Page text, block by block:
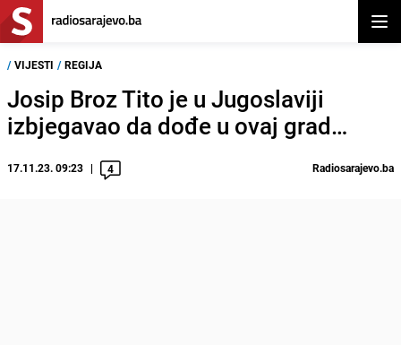
/ VIJESTI / REGIJA
Josip Broz Tito je u Jugoslaviji
izbjegavao da dođe u ovaj grad…
17.11.23. 09:23 4 Radiosarajevo.ba